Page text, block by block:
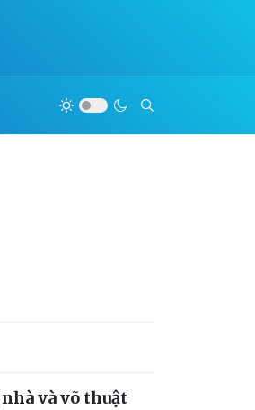
và võ thuật